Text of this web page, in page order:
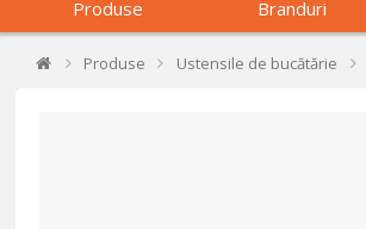
Produse Branduri
Produse Ustensile de bucătărie